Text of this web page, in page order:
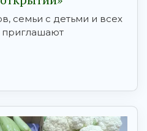
семьи с детьми и всех
приглашают